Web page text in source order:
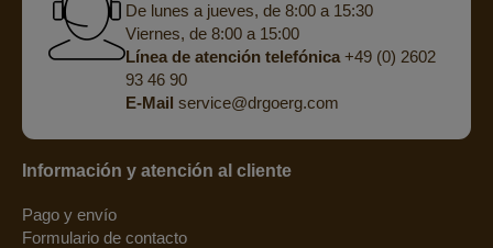
De lunes a jueves, de 8:00 a 15:30
Viernes, de 8:00 a 15:00
Línea de atención telefónica+49 (0) 2602
93 46 90
E-Mail service@drgoerg.com
Información y atención al cliente
Pago y envío
Formulario de contacto